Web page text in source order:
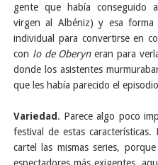
gente que había conseguido
virgen al Albéniz) y esa forma
individual para convertirse en
con lo de Oberyn eran para
donde los asistentes
que les había parecido el
Variedad . Parece algo poco
festival de estas
cartel las mismas series,
espectadores más exigentes,